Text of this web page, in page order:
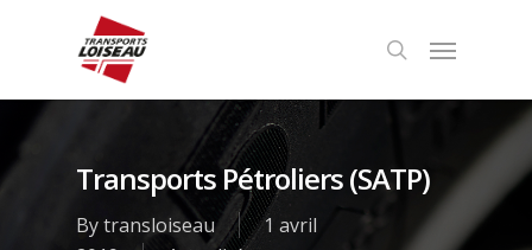
Transports Pétroliers (SATP)
Bytransloiseau
1 avril